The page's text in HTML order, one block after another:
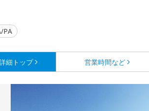
PA
細 トップ 営業時間など